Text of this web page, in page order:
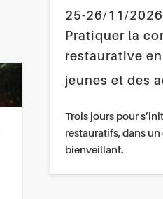
25-26/11/
Pratiquer la
restaurative
jeunes et des
Trois jours pour
restauratifs, dans
bienveillant.